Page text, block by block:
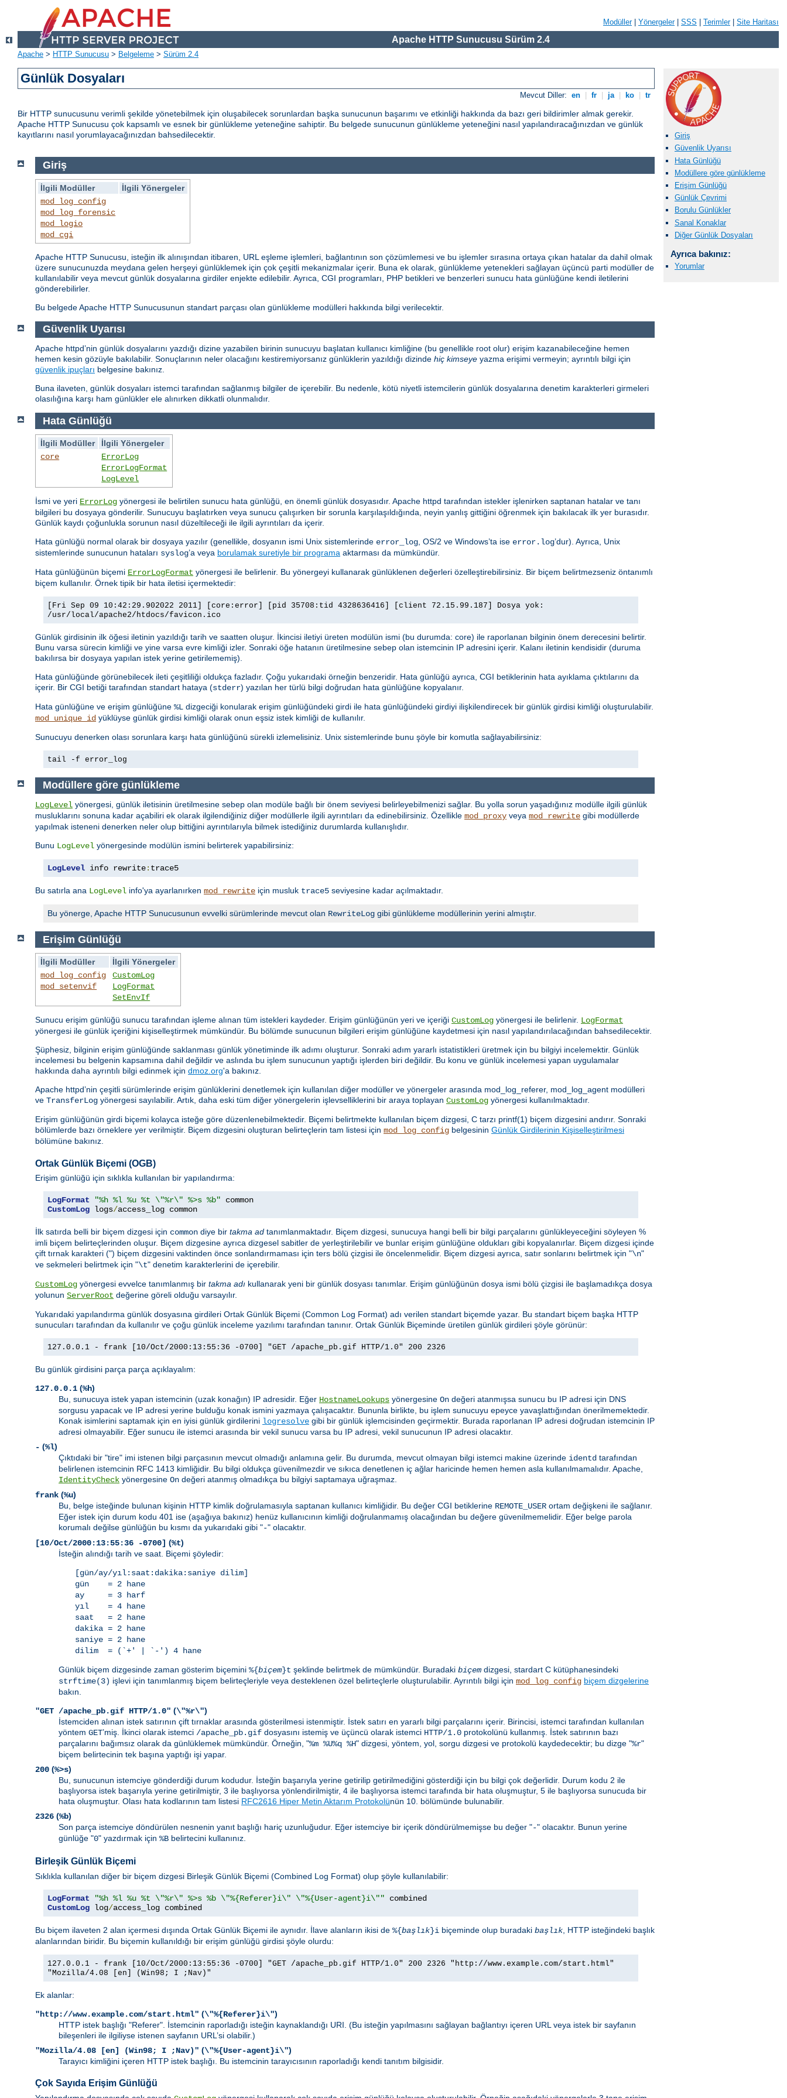
Modüller| Yönergeler| SSS Terimler| Site Haritası
Apache HTTP Sunucusu Sürüm 2.4
Apache > HTTP Sunucusu > Belgeleme > Sürüm 2.4
Günlük Dosyaları
Mevcut Diller: en fr ja ko tr
Bir HTTP sunucusunu verimli şekilde yönetebilmek için oluşabilecek sorunlardan başka sunucunun başarımı ve etkinliği hakkında da bazı geri bildirimler almak gerekir.
Apache HTTP Sunucusu çok kapsamlı ve esnek bir günlükleme yeteneğine sahiptir. Bu belgede sunucunun günlükleme yeteneğini nasıl yapılandıracağınızdan ve günlük
kayıtlarını nasıl yorumlayacağınızdan bahsedilecektir.
Giriş
Güvenlik Uyarısı
Hata Günlüğü
Modüllere göre günlükleme
Erişim Günlüğü
Günlük Çevrimi
Borulu Günlükler
Sanal Konaklar
Diğer Günlük Dosyaları
Ayrıca bakınız:
Yorumlar
Giriş
İlgili Modüller
İlgili Yönergeler
mod_log_config
mod_log_forensic
mod_logio
mod_cgi
Apache HTTP Sunucusu, isteğin ilk alınışından itibaren, URL eşleme işlemleri, bağlantının son çözümlemesi ve bu işlemler sırasına ortaya çıkan hatalar da dahil olmak
üzere sunucunuzda meydana gelen herşeyi günlüklemek için çok çeşitli mekanizmalar içerir. Buna ek olarak, günlükleme yetenekleri sağlayan üçüncü parti modüller de
kullanılabilir veya mevcut günlük dosyalarına girdiler enjekte edilebilir. Ayrıca, CGI programları, PHP betikleri ve benzerleri sunucu hata günlüğüne kendi iletilerini
gönderebilirler.
Bu belgede Apache HTTP Sunucusunun standart parçası olan günlükleme modülleri hakkında bilgi verilecektir.
Güvenlik Uyarısı
Apache httpd’nin günlük dosyalarını yazdığı dizine yazabilen birinin sunucuyu başlatan kullanıcı kimliğine (bu genellikle root olur) erişim kazanabileceğine hemen
hemen kesin gözüyle bakılabilir. Sonuçlarının neler olacağını kestiremiyorsanız günlüklerin yazıldığı dizinde hiç kimseye yazma erişimi vermeyin; ayrıntılı bilgi için
güvenlik ipuçları belgesine bakınız.
Buna ilaveten, günlük dosyaları istemci tarafından sağlanmış bilgiler de içerebilir. Bu nedenle, kötü niyetli istemcilerin günlük dosyalarına denetim karakterleri girmeleri
olasılığına karşı ham günlükler ele alınırken dikkatli olunmalıdır.
Hata Günlüğü
İlgili Modüller
İlgili Yönergeler
core
ErrorLog
ErrorLogFormat
LogLevel
İsmi ve yeri ErrorLog yönergesi ile belirtilen sunucu hata günlüğü, en önemli günlük dosyasıdır. Apache httpd tarafından istekler işlenirken saptanan hatalar ve tanı
bilgileri bu dosyaya gönderilir. Sunucuyu başlatırken veya sunucu çalışırken bir sorunla karşılaşıldığında, neyin yanlış gittiğini öğrenmek için bakılacak ilk yer burasıdır.
Günlük kaydı çoğunlukla sorunun nasıl düzeltileceği ile ilgili ayrıntıları da içerir.
Hata günlüğü normal olarak bir dosyaya yazılır (genellikle, dosyanın ismi Unix sistemlerinde error_log, OS/2 ve Windows’ta ise error.log’dur). Ayrıca, Unix
sistemlerinde sunucunun hataları syslog’a veya borulamak suretiyle bir programa aktarması da mümkündür.
Hata günlüğünün biçemi ErrorLogFormat yönergesi ile belirlenir. Bu yönergeyi kullanarak günlüklenen değerleri özelleştirebilirsiniz. Bir biçem belirtmezseniz öntanımlı
biçem kullanılır. Örnek tipik bir hata iletisi içermektedir:
[Fri Sep 09 10:42:29.902022 2011] [core:error] [pid 35708:tid 4328636416] [client 72.15.99.187] Dosya yok:
/usr/local/apache2/htdocs/favicon.ico
Günlük girdisinin ilk öğesi iletinin yazıldığı tarih ve saatten oluşur. İkincisi iletiyi üreten modülün ismi (bu durumda: core) ile raporlanan bilginin önem derecesini belirtir.
Bunu varsa sürecin kimliği ve yine varsa evre kimliği izler. Sonraki öğe hatanın üretilmesine sebep olan istemcinin IP adresini içerir. Kalanı iletinin kendisidir (duruma
bakılırsa bir dosyaya yapılan istek yerine getirilememiş).
Hata günlüğünde görünebilecek ileti çeşitliliği oldukça fazladır. Çoğu yukarıdaki örneğin benzeridir. Hata günlüğü ayrıca, CGI betiklerinin hata ayıklama çıktılarını da
içerir. Bir CGI betiği tarafından standart hataya (stderr) yazılan her türlü bilgi doğrudan hata günlüğüne kopyalanır.
Hata günlüğüne ve erişim günlüğüne %L dizgeciği konularak erişim günlüğündeki girdi ile hata günlüğündeki girdiyi ilişkilendirecek bir günlük girdisi kimliği oluşturulabilir.
mod_unique_id yüklüyse günlük girdisi kimliği olarak onun eşsiz istek kimliği de kullanılır.
Sunucuyu denerken olası sorunlara karşı hata günlüğünü sürekli izlemelisiniz. Unix sistemlerinde bunu şöyle bir komutla sağlayabilirsiniz:
tail -f error_log
Modüllere göre günlükleme
LogLevel yönergesi, günlük iletisinin üretilmesine sebep olan modüle bağlı bir önem seviyesi belirleyebilmenizi sağlar. Bu yolla sorun yaşadığınız modülle ilgili günlük
musluklarını sonuna kadar açabiliri ek olarak ilgilendiğiniz diğer modüllerle ilgili ayrıntıları da edinebilirsiniz. Özellikle mod_proxy veya mod_rewrite gibi modüllerde
yapılmak isteneni denerken neler olup bittiğini ayrıntılarıyla bilmek istediğiniz durumlarda kullanışlıdır.
Bunu LogLevel yönergesinde modülün ismini belirterek yapabilirsiniz:
LogLevel info rewrite: trace5
Bu satırla ana LogLevel info'ya ayarlanırken mod_rewrite için musluk trace5 seviyesine kadar açılmaktadır.
Bu yönerge, Apache HTTP Sunucusunun evvelki sürümlerinde mevcut olan RewriteLog gibi günlükleme modüllerinin yerini almıştır.
Erişim Günlüğü
İlgili Modüller
İlgili Yönergeler
mod_log_config
mod_setenvif
CustomLog
LogFormat
SetEnvIf
Sunucu erişim günlüğü sunucu tarafından işleme alınan tüm istekleri kaydeder. Erişim günlüğünün yeri ve içeriği CustomLog yönergesi ile belirlenir. LogFormat
yönergesi ile günlük içeriğini kişiselleştirmek mümkündür. Bu bölümde sunucunun bilgileri erişim günlüğüne kaydetmesi için nasıl yapılandırılacağından bahsedilecektir.
Şüphesiz, bilginin erişim günlüğünde saklanması günlük yönetiminde ilk adımı oluşturur. Sonraki adım yararlı istatistikleri üretmek için bu bilgiyi incelemektir. Günlük
incelemesi bu belgenin kapsamına dahil değildir ve aslında bu işlem sunucunun yaptığı işlerden biri değildir. Bu konu ve günlük incelemesi yapan uygulamalar
hakkında daha ayrıntılı bilgi edinmek için dmoz.org'a bakınız.
Apache httpd’nin çeşitli sürümlerinde erişim günlüklerini denetlemek için kullanılan diğer modüller ve yönergeler arasında mod_log_referer, mod_log_agent modülleri
ve TransferLog yönergesi sayılabilir. Artık, daha eski tüm diğer yönergelerin işlevselliklerini bir araya toplayan CustomLog yönergesi kullanılmaktadır.
Erişim günlüğünün girdi biçemi kolayca isteğe göre düzenlenebilmektedir. Biçemi belirtmekte kullanılan biçem dizgesi, C tarzı printf(1) biçem dizgesini andırır. Sonraki
bölümlerde bazı örneklere yer verilmiştir. Biçem dizgesini oluşturan belirteçlerin tam listesi için mod_log_config belgesinin Günlük Girdilerinin Kişiselleştirilmesi
bölümüne bakınız.
Ortak Günlük Biçemi (OGB)
Erişim günlüğü için sıklıkla kullanılan bir yapılandırma:
LogFormat "%h %l %u %t \"%r\" %>s %b"
CustomLog logs/access_log common
İlk satırda belli bir biçem dizgesi için common diye bir takma ad tanımlanmaktadır. Biçem dizgesi, sunucuya hangi belli bir bilgi parçalarını günlükleyeceğini söyleyen %
imli biçem belirteçlerinden oluşur. Biçem dizgesine ayrıca dizgesel sabitler de yerleştirilebilir ve bunlar erişim günlüğüne oldukları gibi kopyalanırlar. Biçem dizgesi içinde
çift tırnak karakteri (") biçem dizgesini vaktinden önce sonlandırmaması için ters bölü çizgisi ile öncelenmelidir. Biçem dizgesi ayrıca, satır sonlarını belirtmek için "\n"
ve sekmeleri belirtmek için "\t" denetim karakterlerini de içerebilir.
CustomLog yönergesi evvelce tanımlanmış bir takma adı kullanarak yeni bir günlük dosyası tanımlar. Erişim günlüğünün dosya ismi bölü çizgisi ile başlamadıkça dosya
yolunun ServerRoot değerine göreli olduğu varsayılır.
Yukarıdaki yapılandırma günlük dosyasına girdileri Ortak Günlük Biçemi (Common Log Format) adı verilen standart biçemde yazar. Bu standart biçem başka HTTP
sunucuları tarafından da kullanılır ve çoğu günlük inceleme yazılımı tarafından tanınır. Ortak Günlük Biçeminde üretilen günlük girdileri şöyle görünür:
127.0.0.1 - frank [10/Oct/2000:13:55:36 -0700] "GET /apache_pb.gif HTTP/1.0" 200 2326
Bu günlük girdisini parça parça açıklayalım:
127.0.0.1 (%h)
Bu, sunucuya istek yapan istemcinin (uzak konağın) IP adresidir. Eğer HostnameLookups yönergesine On değeri atanmışsa sunucu bu IP adresi için DNS
sorgusu yapacak ve IP adresi yerine bulduğu konak ismini yazmaya çalışacaktır. Bununla birlikte, bu işlem sunucuyu epeyce yavaşlattığından önerilmemektedir.
Konak isimlerini saptamak için en iyisi günlük girdilerini logresolve gibi bir günlük işlemcisinden geçirmektir. Burada raporlanan IP adresi doğrudan istemcinin IP
adresi olmayabilir. Eğer sunucu ile istemci arasında bir vekil sunucu varsa bu IP adresi, vekil sunucunun IP adresi olacaktır.
- (%l)
Çıktıdaki bir "tire" imi istenen bilgi parçasının mevcut olmadığı anlamına gelir. Bu durumda, mevcut olmayan bilgi istemci makine üzerinde identd tarafından
belirlenen istemcinin RFC 1413 kimliğidir. Bu bilgi oldukça güvenilmezdir ve sıkıca denetlenen iç ağlar haricinde hemen hemen asla kullanılmamalıdır. Apache,
IdentityCheck yönergesine On değeri atanmış olmadıkça bu bilgiyi saptamaya uğraşmaz.
frank (%u)
Bu, belge isteğinde bulunan kişinin HTTP kimlik doğrulamasıyla saptanan kullanıcı kimliğidir. Bu değer CGI betiklerine REMOTE_USER ortam değişkeni ile sağlanır.
Eğer istek için durum kodu 401 ise (aşağıya bakınız) henüz kullanıcının kimliği doğrulanmamış olacağından bu değere güvenilmemelidir. Eğer belge parola
korumalı değilse günlüğün bu kısmı da yukarıdaki gibi "-" olacaktır.
[10/Oct/2000:13:55:36 -0700] (%t)
İsteğin alındığı tarih ve saat. Biçemi şöyledir:
[gün/ay/yıl:saat:dakika:saniye dilim]
gün = 2 hane
ay = 3 harf
yıl = 4 hane
saat = 2 hane
dakika = 2 hane
saniye = 2 hane
dilim = (`+' | `-') 4 hane
Günlük biçem dizgesinde zaman gösterim biçemini %{biçem}t şeklinde belirtmek de mümkündür. Buradaki biçem dizgesi, stardart C kütüphanesindeki
strftime(3) işlevi için tanımlanmış biçem belirteçleriyle veya desteklenen özel belirteçlerle oluşturulabilir. Ayrıntılı bilgi için mod_log_config biçem dizgelerine
bakın.
"GET /apache_pb.gif HTTP/1.0" (\"%r\")
İstemciden alınan istek satırının çift tırnaklar arasında gösterilmesi istenmiştir. İstek satırı en yararlı bilgi parçalarını içerir. Birincisi, istemci tarafından kullanılan
yöntem GET’miş. İkinci olarak istemci /apache_pb.gif dosyasını istemiş ve üçüncü olarak istemci HTTP/1.0 protokolünü kullanmış. İstek satırının bazı
parçalarını bağımsız olarak da günlüklemek mümkündür. Örneğin, "%m %U%q %H" dizgesi, yöntem, yol, sorgu dizgesi ve protokolü kaydedecektir; bu dizge "%r"
biçem belirtecinin tek başına yaptığı işi yapar.
200 (%>s)
Bu, sunucunun istemciye gönderdiği durum kodudur. İsteğin başarıyla yerine getirilip getirilmediğini gösterdiği için bu bilgi çok değerlidir. Durum kodu 2 ile
başlıyorsa istek başarıyla yerine getirilmiştir, 3 ile başlıyorsa yönlendirilmiştir, 4 ile başlıyorsa istemci tarafında bir hata oluşmuştur, 5 ile başlıyorsa sunucuda bir
hata oluşmuştur. Olası hata kodlarının tam listesi RFC2616 Hiper Metin Aktarım Protokolünün 10. bölümünde bulunabilir.
2326 (%b)
Son parça istemciye döndürülen nesnenin yanıt başlığı hariç uzunluğudur. Eğer istemciye bir içerik döndürülmemişse bu değer "-" olacaktır. Bunun yerine
günlüğe "0" yazdırmak için %B belirtecini kullanınız.
Birleşik Günlük Biçemi
Sıklıkla kullanılan diğer bir biçem dizgesi Birleşik Günlük Biçemi (Combined Log Format) olup şöyle kullanılabilir:
LogFormat "%h %l %u %t \"%r\" %>s %b \"%{Referer}i\" \"%{User-agent}i\""
CustomLog log/access_log combined
Bu biçem ilaveten 2 alan içermesi dışında Ortak Günlük Biçemi ile aynıdır. İlave alanların ikisi de %{başlık}i biçeminde olup buradaki başlık , HTTP isteğindeki başlık
alanlarından biridir. Bu biçemin kullanıldığı bir erişim günlüğü girdisi şöyle olurdu:
127.0.0.1 - frank [10/Oct/2000:13:55:36 -0700] "GET /apache_pb.gif HTTP/1.0" 200 2326 "http://www.example.com/start.html"
"Mozilla/4.08 [en] (Win98; I ;Nav)"
Ek alanlar:
"http://www.example.com/start.html" (\"%{Referer}i\")
HTTP istek başlığı "Referer". İstemcinin raporladığı isteğin kaynaklandığı URI. (Bu isteğin yapılmasını sağlayan bağlantıyı içeren URL veya istek bir sayfanın
bileşenleri ile ilgiliyse istenen sayfanın URL’si olabilir.)
"Mozilla/4.08 [en] (Win98; I ;Nav)" (\"%{User-agent}i\")
Tarayıcı kimliğini içeren HTTP istek başlığı. Bu istemcinin tarayıcısının raporladığı kendi tanıtım bilgisidir.
Çok Sayıda Erişim Günlüğü